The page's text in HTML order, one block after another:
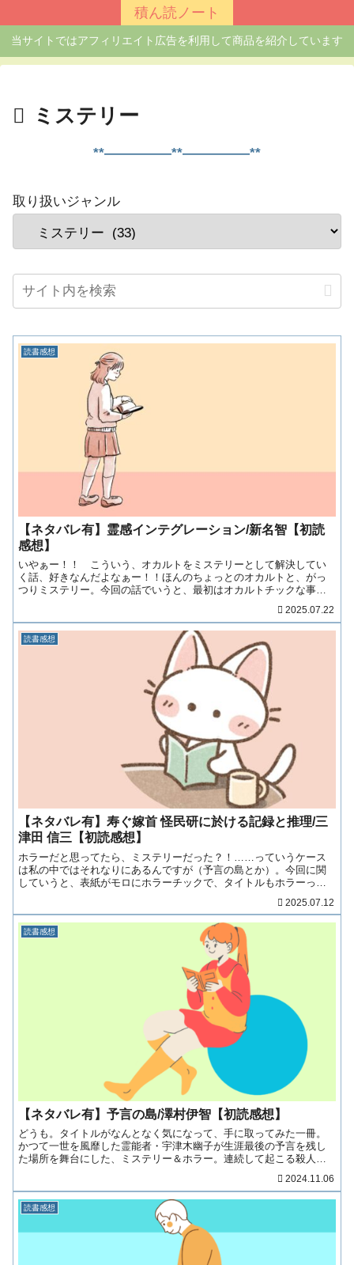
積ん読ノート
当サイトではアフィリエイト広告を利用して商品を紹介しています
ミステリー
**―――――**―――――**
取り扱いジャンル
読書感想
【ネタバレ有】霊感インテグレーション/新名智【初読
感想】
いやぁー！！ こういう、オカルトをミステリーとして解決してい
く話、好きなんだよなぁー！！ほんのちょっとのオカルトと、がっ
つりミステリー。今回の話でいうと、最初はオカルトチックな事件
2025.07.22
読書感想
【ネタバレ有】寿ぐ嫁首 怪民研に於ける記録と推理/三
津田 信三【初読感想】
ホラーだと思ってたら、ミステリーだった？！……っていうケース
は私の中ではそれなりにあるんですが（予言の島とか）。今回に関
していうと、表紙がモロにホラーチックで、タイトルもホラーっぽ
2025.07.12
読書感想
【ネタバレ有】予言の島/澤村伊智【初読感想】
どうも。タイトルがなんとなく気になって、手に取ってみた一冊。
かつて一世を風靡した霊能者・宇津木幽子が生涯最後の予言を残し
た場所を舞台にした、ミステリー＆ホラー。連続して起こる殺人は
2024.11.06
読書感想